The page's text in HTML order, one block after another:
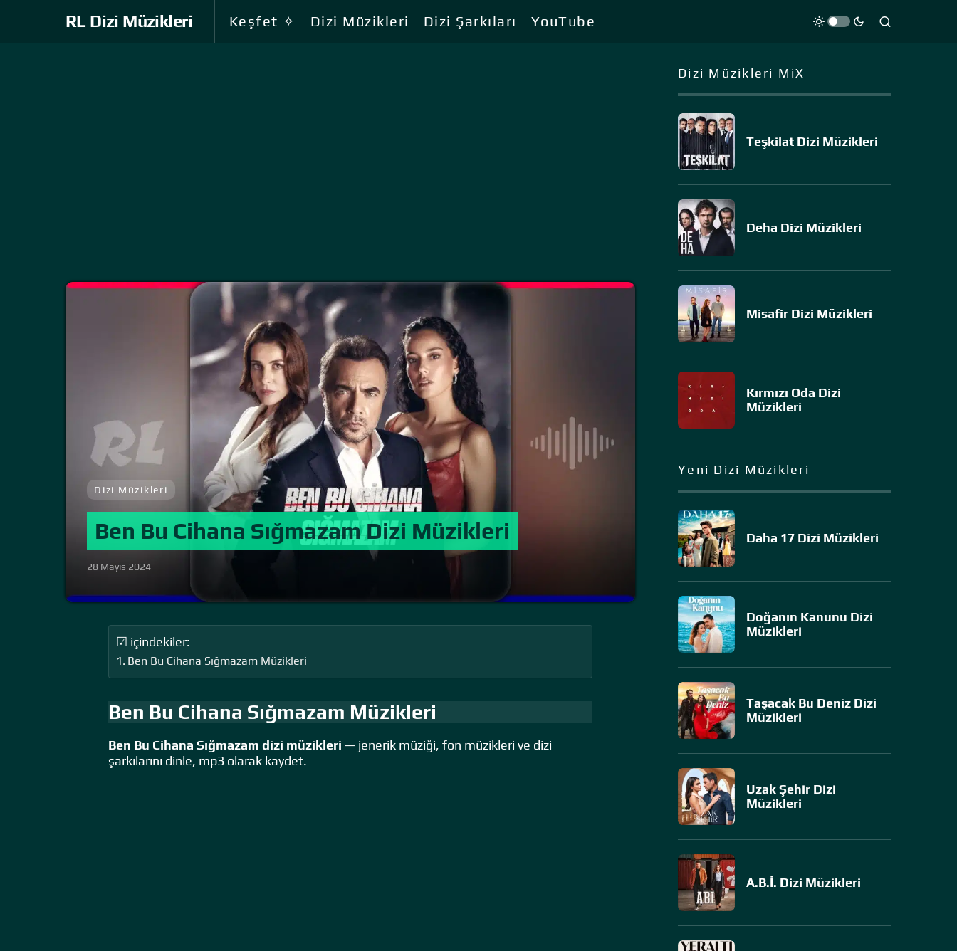
RL Dizi Müzikleri Keşfet ✧ Dizi Müzikleri Dizi Şarkıları YouTube
Dizi Müzikleri
Ben Bu Cihana Sığmazam Dizi Müzikleri
28 Mayıs 2024
☑ içindekiler:
Ben Bu Cihana Sığmazam Müzikleri
Ben Bu Cihana Sığmazam Müzikleri
Ben Bu Cihana Sığmazam dizi müzikleri — jenerik müziği, fon müzikleri ve dizi
şarkılarını dinle, mp3 olarak kaydet.
Dizi Müzikleri MiX
Teşkilat Dizi Müzikleri
Deha Dizi Müzikleri
Misafir Dizi Müzikleri
Kırmızı Oda Dizi
Müzikleri
Yeni Dizi Müzikleri
Daha 17 Dizi Müzikleri
Doğanın Kanunu Dizi
Müzikleri
Taşacak Bu Deniz Dizi
Müzikleri
Uzak Şehir Dizi
Müzikleri
A.B.İ. Dizi Müzikleri